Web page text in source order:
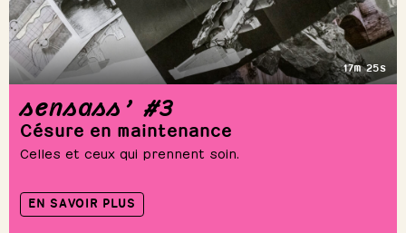
17m 25s
sensass’ #3
Césure en maintenance
Celles et ceux qui prennent soin.
EN SAVOIR PLUS